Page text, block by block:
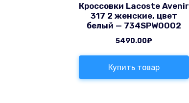
Кроссовки Lacoste Avenir
317 2 женские, цвет
белый — 734SPW0002
5490.00₽
Купить товар